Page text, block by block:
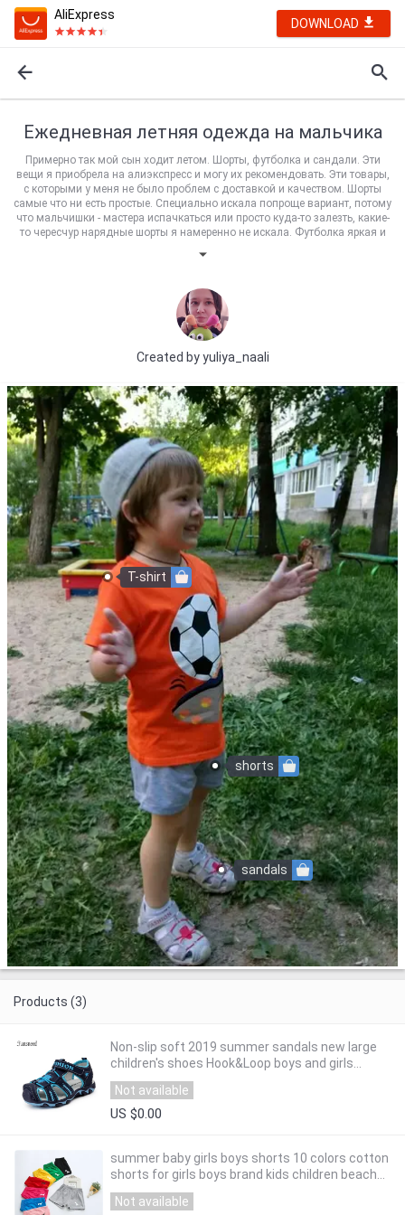
AliExpress
DOWNLOAD
Ежедневная летняя одежда на мальчика
Примерно так мой сын ходит летом. Шорты, футболка и сандали. Эти
вещи я приобрела на алиэкспресс и могу их рекомендовать. Эти товары,
с которыми у меня не было проблем с доставкой и качеством. Шорты
самые что ни есть простые. Специально искала попроще вариант, потому
что мальчишки - мастера испачкаться или просто куда-то залезть, какие-
то чересчур нарядные шорты я намеренно не искала. Футболка яркая и
Всем удачных покупок!!!
Created byyuliya_naali
sandals
shorts
T-shirt
Products (3)
Non-slip soft 2019 summer sandals new large
children's shoes Hook&Loop boys and girls
beach sandals
Not available
US $0.00
summer baby girls boys shorts 10 colors cotton
shorts for girls boys brand kids children beach
shorts baby clothes
Not available